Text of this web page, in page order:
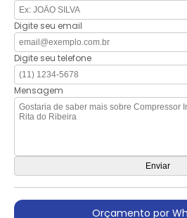
Digite seu email
Digite seu telefone
Mensagem
Orçamento por